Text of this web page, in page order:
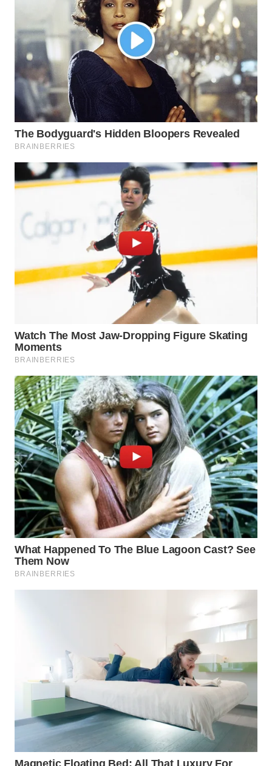
PURWAKARTA
WN
PRIANGAN
TIMUR
WN
SEMARANG
SOLO
BOROBUDUR
WN
NATUNA
WN
BINTAN
WN
MANDALIKA
WN
LIKUPANG
WN
LABUANBAJO
WN
BORNEO
NEWS
WAHANA
TANI
ADVOKAT